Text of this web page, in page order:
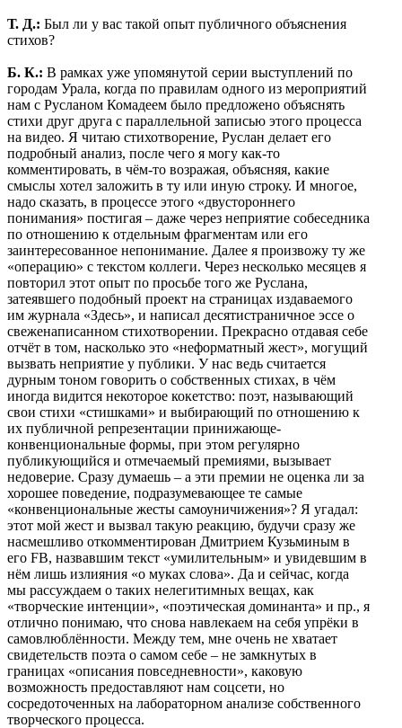
Т. Д.: Был ли у вас такой опыт публичного объяснения
стихов?
Б. К.: В рамках уже упомянутой серии выступлений по
городам Урала, когда по правилам одного из мероприятий
нам с Русланом Комадеем было предложено объяснять
стихи друг друга с параллельной записью этого процесса
на видео. Я читаю стихотворение, Руслан делает его
подробный анализ, после чего я могу как-то
комментировать, в чём-то возражая, объясняя, какие
смыслы хотел заложить в ту или иную строку. И многое,
надо сказать, в процессе этого «двустороннего
понимания» постигая – даже через неприятие собеседника
по отношению к отдельным фрагментам или его
заинтересованное непонимание. Далее я произвожу ту же
«операцию» с текстом коллеги. Через несколько месяцев я
повторил этот опыт по просьбе того же Руслана,
затеявшего подобный проект на страницах издаваемого
им журнала «Здесь», и написал десятистраничное эссе о
свеженаписанном стихотворении. Прекрасно отдавая себе
отчёт в том, насколько это «неформатный жест», могущий
вызвать неприятие у публики. У нас ведь считается
дурным тоном говорить о собственных стихах, в чём
иногда видится некоторое кокетство: поэт, называющий
свои стихи «стишками» и выбирающий по отношению к
их публичной репрезентации принижающе-
конвенциональные формы, при этом регулярно
публикующийся и отмечаемый премиями, вызывает
недоверие. Сразу думаешь – а эти премии не оценка ли за
хорошее поведение, подразумевающее те самые
«конвенциональные жесты самоуничижения»? Я угадал:
этот мой жест и вызвал такую реакцию, будучи сразу же
насмешливо откомментирован Дмитрием Кузьминым в
его FB, назвавшим текст «умилительным» и увидевшим в
нём лишь излияния «о муках слова». Да и сейчас, когда
мы рассуждаем о таких нелегитимных вещах, как
«творческие интенции», «поэтическая доминанта» и пр., я
отлично понимаю, что снова навлекаем на себя упрёки в
самовлюблённости. Между тем, мне очень не хватает
свидетельств поэта о самом себе – не замкнутых в
границах «описания повседневности», каковую
возможность предоставляют нам соцсети, но
сосредоточенных на лабораторном анализе собственного
творческого процесса.